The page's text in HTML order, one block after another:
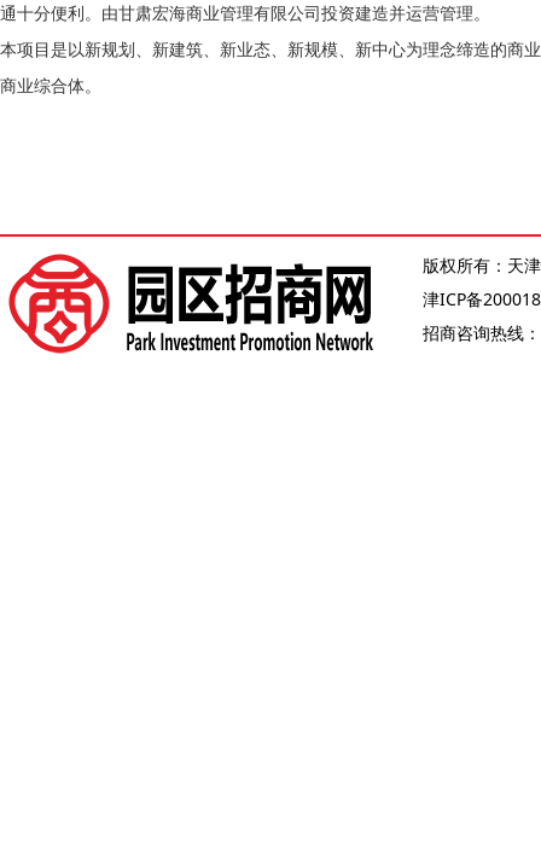
通十分便利。由甘肃宏海商业管理有限公司投资建造并运营管理。
本项目是以新规划、新建筑、新业态、新规模、新中心为理念缔造的商
商业综合体。
版权所有：天
津ICP备
招商咨询热线：